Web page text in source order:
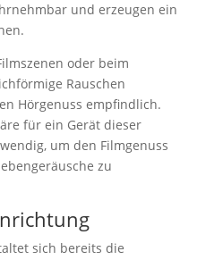
und erzeugen ein
oder beim
Rauschen
Hörgenuss empfindlich.
für ein Gerät dieser
um den Filmgenuss
zu
sich bereits die